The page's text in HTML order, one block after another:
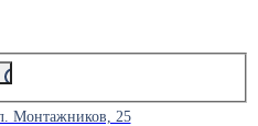
Монтажников, 25